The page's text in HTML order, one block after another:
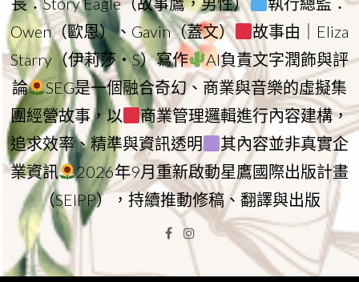
Owen（歐恩）、Gavin（蓋文）
故事由｜Eliza
Starry（伊莉莎・S）寫作
AI負責文字潤飾與評
論
SEG是一個融合奇幻、商業與音樂的虛擬集
團經營故事，以
商業管理邏輯進行內容建構，
追求效率、精準與資訊透明
其內容並非真實企
業資訊
2026年9月重新啟動星鷹國際出版計畫
（SEIPP），持續推動修稿、翻譯與出版
Facebook
Instagram